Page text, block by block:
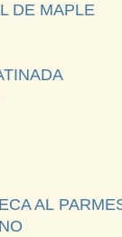
DE MAPLE
AL